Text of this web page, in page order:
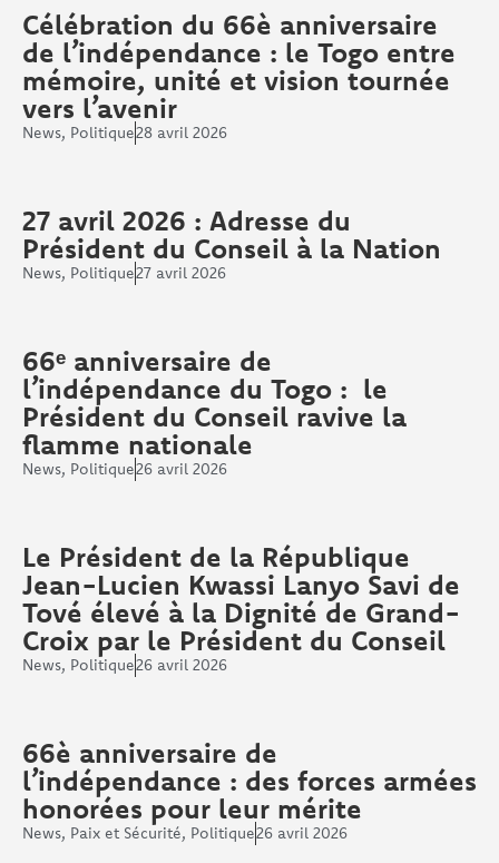
Célébration du 66è anniversaire
de l’indépendance : le Togo entre
mémoire, unité et vision tournée
vers l’avenir
News, Politique28 avril 2026
27 avril 2026 : Adresse du
Président du Conseil à la Nation
News, Politique27 avril 2026
66ᵉ anniversaire de
l’indépendance du Togo : le
Président du Conseil ravive la
flamme nationale
News, Politique26 avril 2026
Le Président de la République
Jean-Lucien Kwassi Lanyo Savi de
Tové élevé à la Dignité de Grand-
Croix par le Président du Conseil
News, Politique26 avril 2026
66è anniversaire de
l’indépendance : des forces armées
honorées pour leur mérite
News, Paix et Sécurité, Politique26 avril 2026